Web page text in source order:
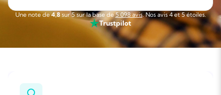
sérieuse, flexible et agréable que je recommande sans
Une note de4,8sur 5 sur la base de5 098 avis. Nos avis 4 et 5 étoiles.
Trustpilot